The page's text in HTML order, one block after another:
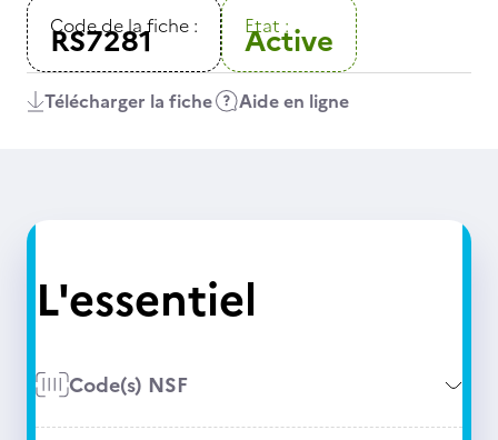
Code de la fiche :
RS7281 Etat :
Active
Télécharger la fiche Aide en ligne
L'essentiel
Code(s) NSF